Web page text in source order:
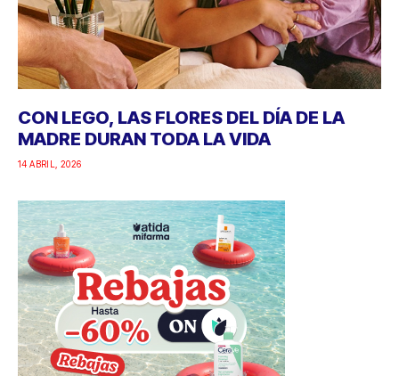
CON LEGO, LAS FLORES DEL DÍA DE LA
MADRE DURAN TODA LA VIDA
14 ABRIL, 2026